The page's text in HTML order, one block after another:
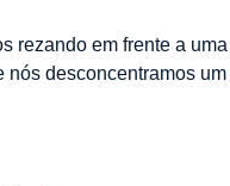
rezando em frente a
desconcentramos